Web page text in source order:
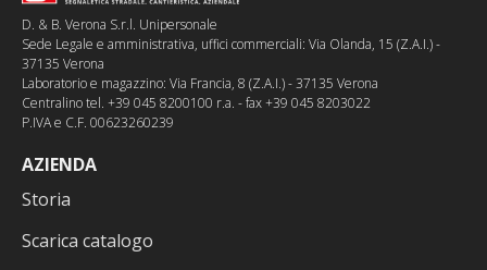
D. & B. Verona S.r.l. Unipersonale
Sede Legale e amministrativa, uffici commerciali: Via Olanda, 15 (Z.A.I.) -
37135 Verona
Laboratorio e magazzino: Via Francia, 8 (Z.A.I.) - 37135 Verona
Centralino tel. +39 045 8200100 r.a. - fax +39 045 8203022
P.IVA e C.F. 00623260239
AZIENDA
Storia
Scarica catalogo